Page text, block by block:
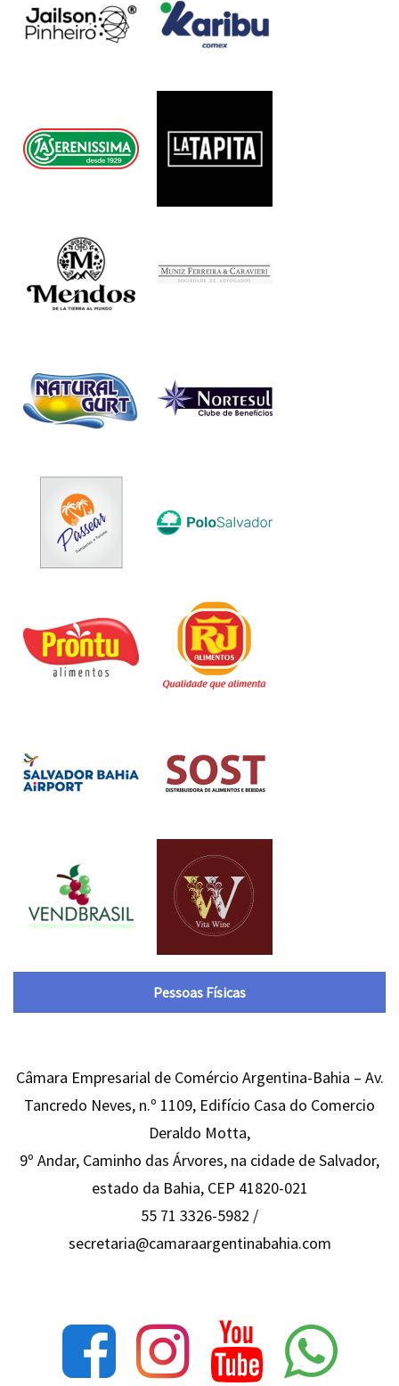
Pessoas Físicas
Câmara Empresarial de Comércio Argentina-Bahia – Av.
Tancredo Neves, n.º 1109, Edifício Casa do Comercio
Deraldo Motta,
9º Andar, Caminho das Árvores, na cidade de Salvador,
estado da Bahia, CEP 41820-021
55 71 3326-5982 /
secretaria@camaraargentinabahia.com